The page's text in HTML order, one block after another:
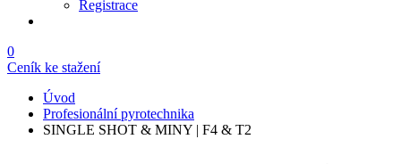
Registrace
0
Ceník ke stažení
Úvod
Profesionální pyrotechnika
SINGLE SHOT & MINY | F4 & T2